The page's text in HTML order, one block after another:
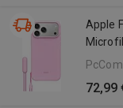
Apple
ES
72,99